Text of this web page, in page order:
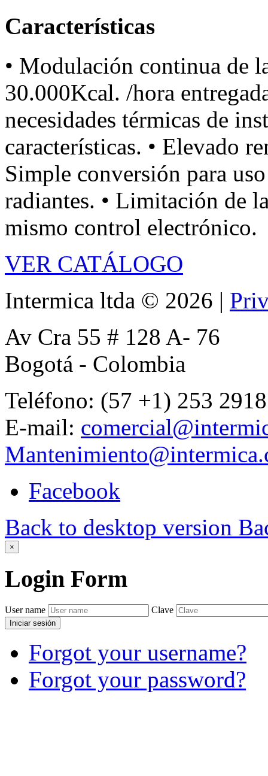
Características
• Modulación continua de
30.000Kcal. /hora
necesidades térmicas de
características. • Elevado
Simple conversión para
radiantes. • Limitación de
mismo control electrónico.
VER CATÁLOGO
Intermica ltda © 2026 |
Av Cra 55 # 128 A- 76
Bogotá - Colombia
Teléfono: (57 +1) 253
E-mail:
Facebook
Back to desktop version
×
Login Form
User name Clave
Iniciar sesión
Forgot your username?
Forgot your password?